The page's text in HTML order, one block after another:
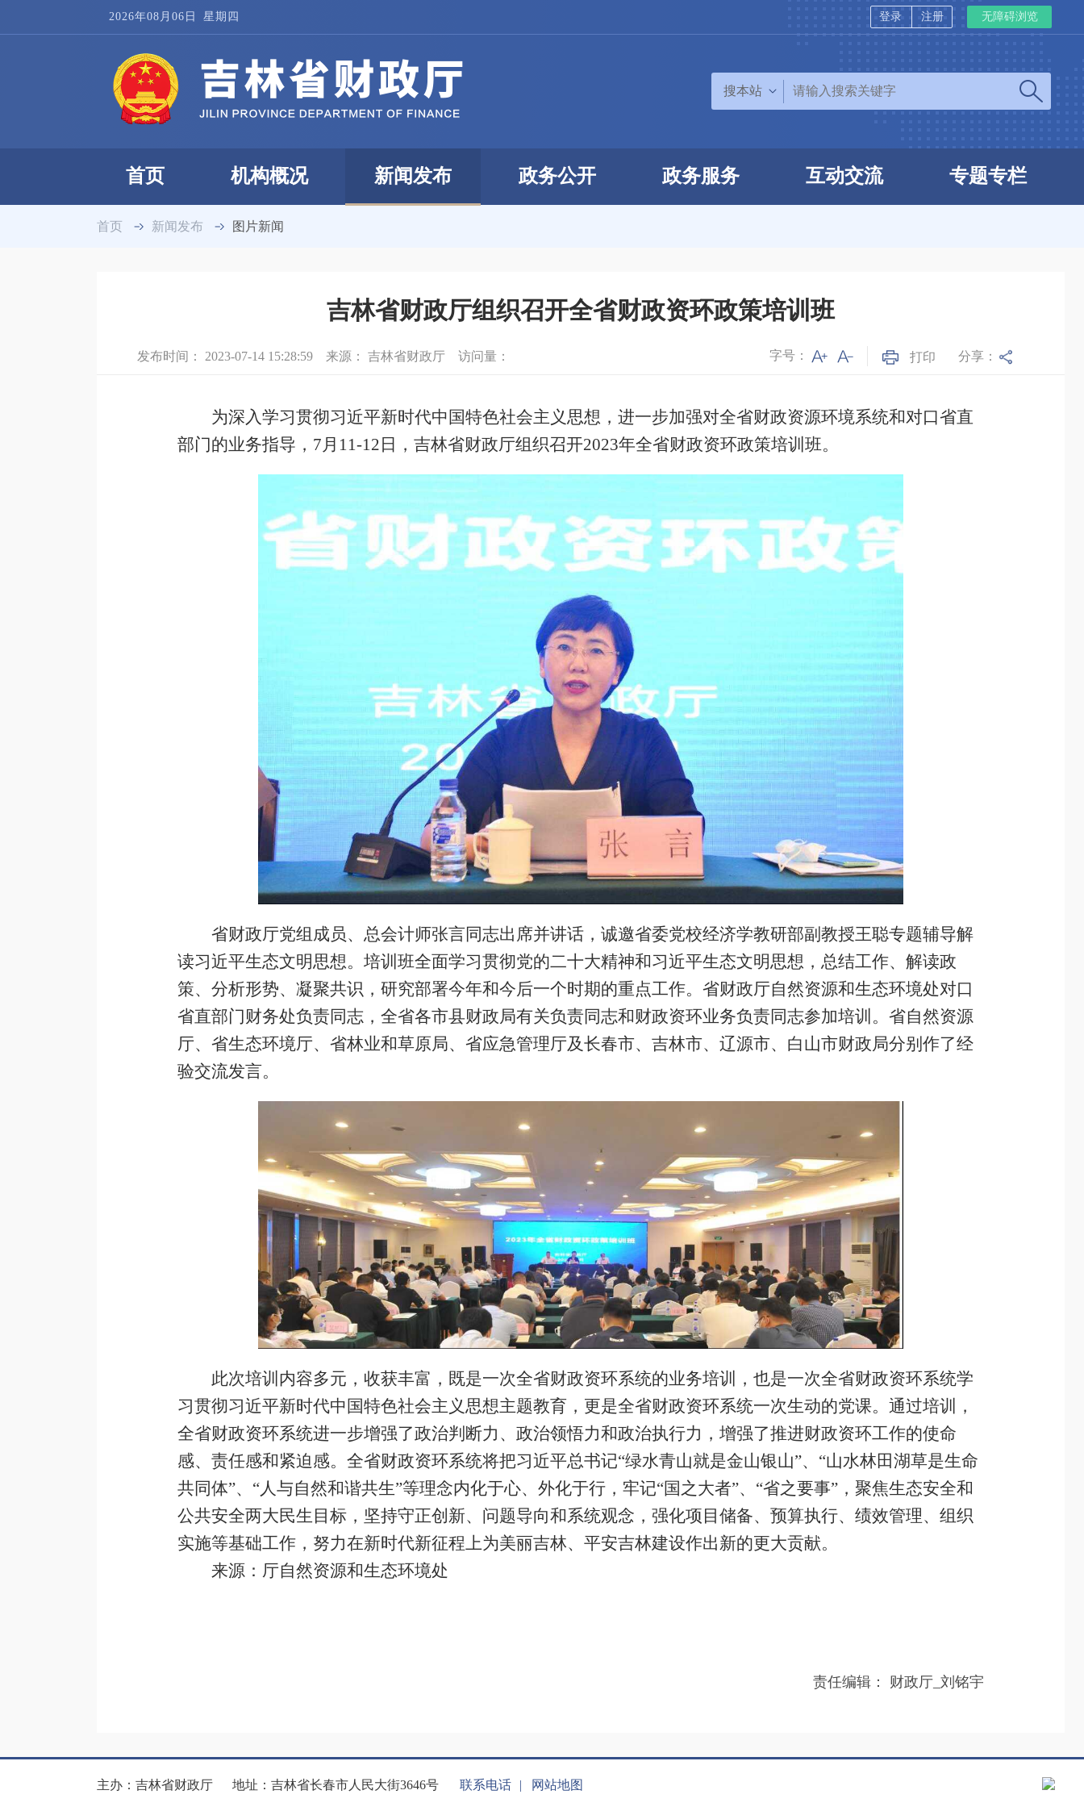
登录 注册
2026年08月06日 星期四 无障碍浏览
搜本站
首页 机构概况 新闻发布 政务公开 政务服务 互动交流 专题专栏
首页 新闻发布 图片新闻
吉林省财政厅组织召开全省财政资环政策培训班
发布时间： 2023-07-14 15:28:59 来源： 吉林省财政厅 访问量： 字号： 打印 分享：
为深入学习贯彻习近平新时代中国特色社会主义思想，进一步加强对全省财政资源环境系统和对口省直
部门的业务指导，7月11-12日，吉林省财政厅组织召开2023年全省财政资环政策培训班。
省财政厅党组成员、总会计师张言同志出席并讲话，诚邀省委党校经济学教研部副教授王聪专题辅导解
读习近平生态文明思想。培训班全面学习贯彻党的二十大精神和习近平生态文明思想，总结工作、解读政
策、分析形势、凝聚共识，研究部署今年和今后一个时期的重点工作。省财政厅自然资源和生态环境处对口
省直部门财务处负责同志，全省各市县财政局有关负责同志和财政资环业务负责同志参加培训。省自然资源
厅、省生态环境厅、省林业和草原局、省应急管理厅及长春市、吉林市、辽源市、白山市财政局分别作了经
验交流发言。
此次培训内容多元，收获丰富，既是一次全省财政资环系统的业务培训，也是一次全省财政资环系统学
习贯彻习近平新时代中国特色社会主义思想主题教育，更是全省财政资环系统一次生动的党课。通过培训，
全省财政资环系统进一步增强了政治判断力、政治领悟力和政治执行力，增强了推进财政资环工作的使命
感、责任感和紧迫感。全省财政资环系统将把习近平总书记“绿水青山就是金山银山”、“山水林田湖草是生命
共同体”、“人与自然和谐共生”等理念内化于心、外化于行，牢记“国之大者”、“省之要事”，聚焦生态安全和
公共安全两大民生目标，坚持守正创新、问题导向和系统观念，强化项目储备、预算执行、绩效管理、组织
实施等基础工作，努力在新时代新征程上为美丽吉林、平安吉林建设作出新的更大贡献。
来源：厅自然资源和生态环境处
责任编辑： 财政厅_刘铭宇
主办：吉林省财政厅 地址：吉林省长春市人民大街3646号 联系电话 网站地图